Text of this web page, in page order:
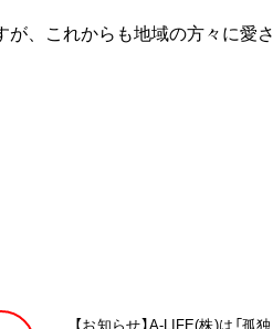
が、これからも地域の方々に愛
【お知らせ】A-LIFE(株)は「孤